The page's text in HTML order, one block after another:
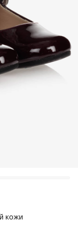
кожи